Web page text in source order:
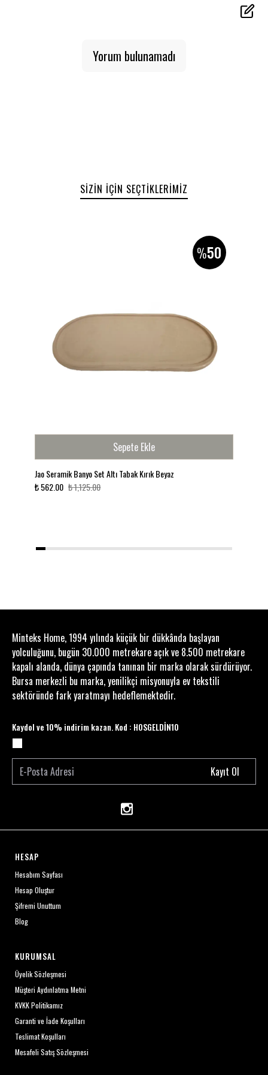
kullanım hem de misafir banyoları için ideal. Modern ve
Yeni desen gruplarıyla her zevke hitap eden bu
50x90 cm pratik ölçü
Şimdi Minteks Home kalitesiyle tanışın!
Yorum bulunamadı
SIZIN İÇIN SEÇTIKLERIMIZ
%50
Sepete Ekle
Jao Seramik Banyo Set Altı Tabak Kırık Beyaz
₺ 562.00 ₺ 1,125.00
1 2 3 4 5 6 7 8 9 1011121314151617181920
Minteks Home, 1994 yılında küçük bir dükkânda başlayan
yolculuğunu, bugün 30.000 metrekare açık ve 8.500 metrekare
kapalı alanda, dünya çapında tanınan bir marka olarak sürdürüyor.
Bursa merkezli bu marka, yenilikçi misyonuyla ev tekstili
sektöründe fark yaratmayı hedeflemektedir.
Kaydol ve 10% indirim kazan. Kod : HOSGELDİN10
Kayıt Ol
HESAP
Hesabım Sayfası
Hesap Oluştur
Şifremi Unuttum
Blog
KURUMSAL
Üyelik Sözleşmesi
Müşteri Aydınlatma Metni
KVKK Politikamız
Garanti ve İade Koşulları
Teslimat Koşulları
Mesafeli Satış Sözleşmesi